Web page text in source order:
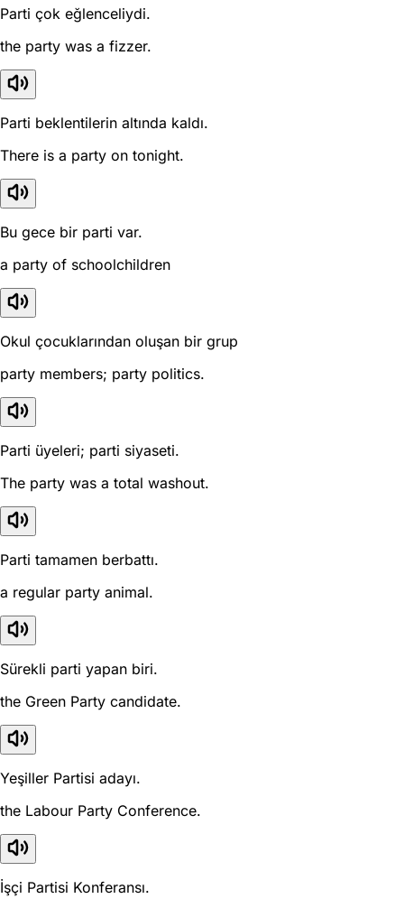
Parti çok eğlenceliydi.
the party was a fizzer.
Parti beklentilerin altında kaldı.
There is a party on tonight.
Bu gece bir parti var.
a party of schoolchildren
Okul çocuklarından oluşan bir grup
party members; party politics.
Parti üyeleri; parti siyaseti.
The party was a total washout.
Parti tamamen berbattı.
a regular party animal.
Sürekli parti yapan biri.
the Green Party candidate.
Yeşiller Partisi adayı.
the Labour Party Conference.
İşçi Partisi Konferansı.